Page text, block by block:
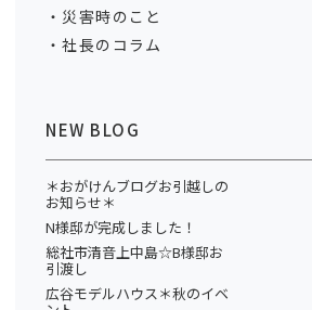
災害時のこと
社長のコラム
NEW BLOG
＊おがけんブログお引越しの
お知らせ＊
N様邸が完成しました！
総社市清音上中島☆B様邸お
引渡し
広谷モデルハウス＊秋のイベ